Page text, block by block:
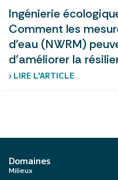
Ingénierie
Comment les
d’eau (NWRM)
d’améliorer la
› LIRE L’ARTICLE
Domaines
Milieux